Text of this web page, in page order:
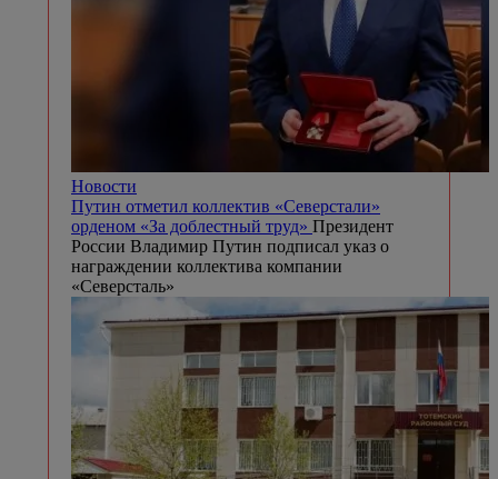
Новости
Путин отметил коллектив «Северстали»
орденом «За доблестный труд» Президент
России Владимир Путин подписал указ о
награждении коллектива компании
«Северсталь»